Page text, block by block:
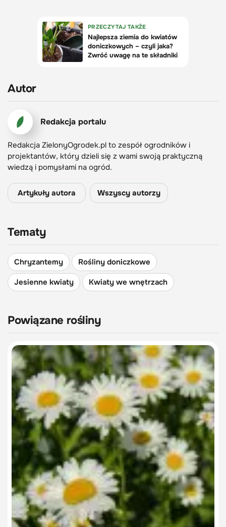
Autor
Redakcja portalu
Redakcja ZielonyOgrodek.pl to zespół ogrodników i
projektantów, który dzieli się z wami swoją praktyczną
wiedzą i pomysłami na ogród.
Artykuły autora Wszyscy autorzy
Tematy
Chryzantemy
Rośliny doniczkowe
Jesienne kwiaty
Kwiaty we wnętrzach
Powiązane rośliny